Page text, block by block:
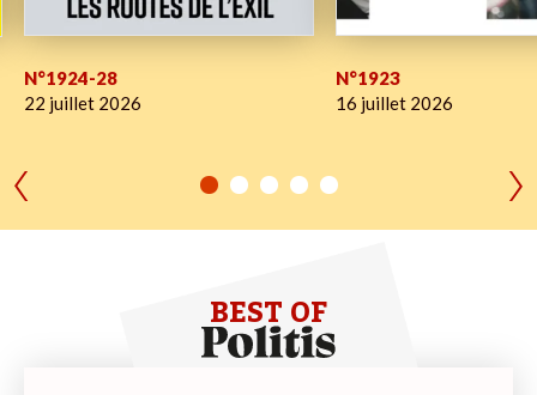
N°1924-28
22 juillet 2026
N°1923
16 juillet 2026
BEST OF